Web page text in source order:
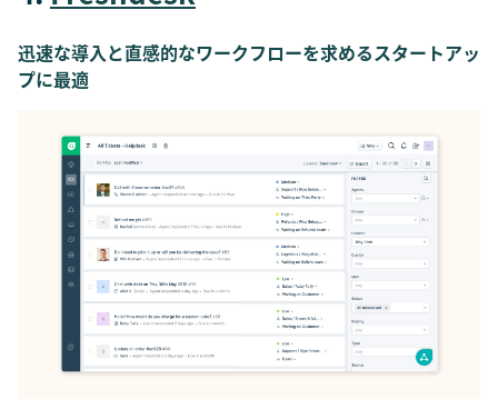
迅速な導入と直感的なワークフローを求めるスタートアッ
プに最適